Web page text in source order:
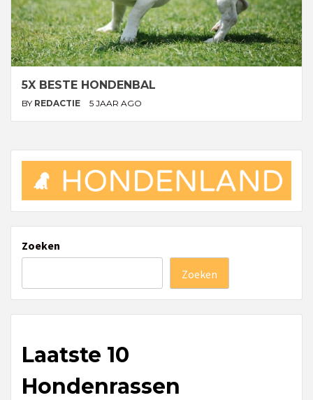
5X BESTE HONDENBAL
BY REDACTIE 5 JAAR AGO
Zoeken
Zoeken
Laatste 10
Hondenrassen